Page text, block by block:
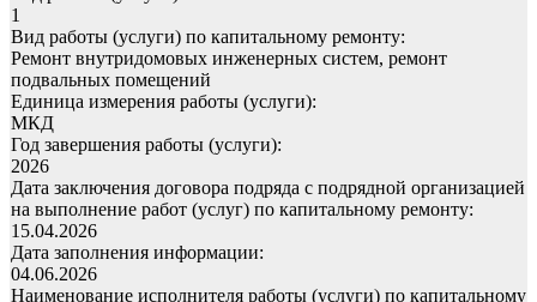
1
Вид работы (услуги) по капитальному ремонту:
Ремонт внутридомовых инженерных систем, ремонт
подвальных помещений
Единица измерения работы (услуги):
МКД
Год завершения работы (услуги):
2026
Дата заключения договора подряда с подрядной организацией
на выполнение работ (услуг) по капитальному ремонту:
15.04.2026
Дата заполнения информации:
04.06.2026
Наименование исполнителя работы (услуги) по капитальному